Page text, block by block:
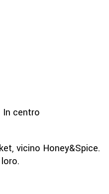
In centro
vicino Honey&Spice.